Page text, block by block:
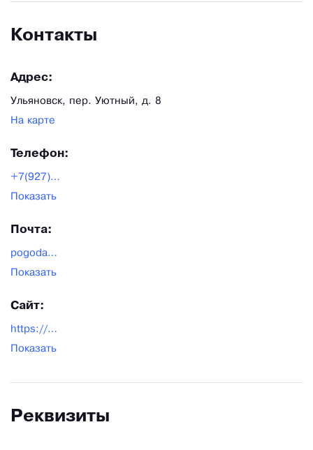
Контакты
Адрес:
Ульяновск, пер. Уютный, д. 8
На карте
Телефон:
+7(927)825-02-19
Показать
Почта:
pogodaoptom@mail.ru
Показать
Сайт:
https://pogodaoptom.ru/
Показать
Реквизиты